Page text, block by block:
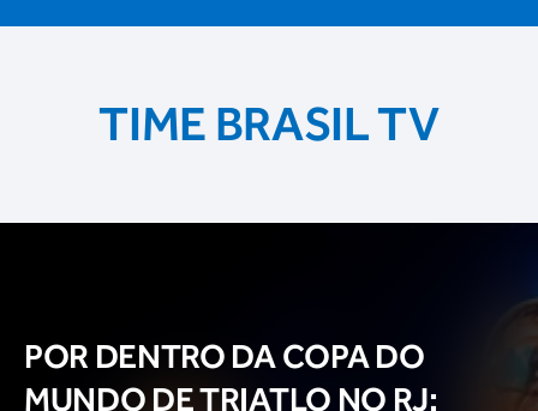
TIME BRASIL TV
POR DENTRO DA COPA DO
MUNDO DE TRIATLO NO RJ: